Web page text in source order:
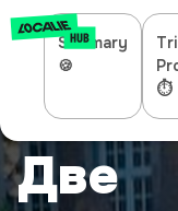
Две
Summary
🍪
⏱